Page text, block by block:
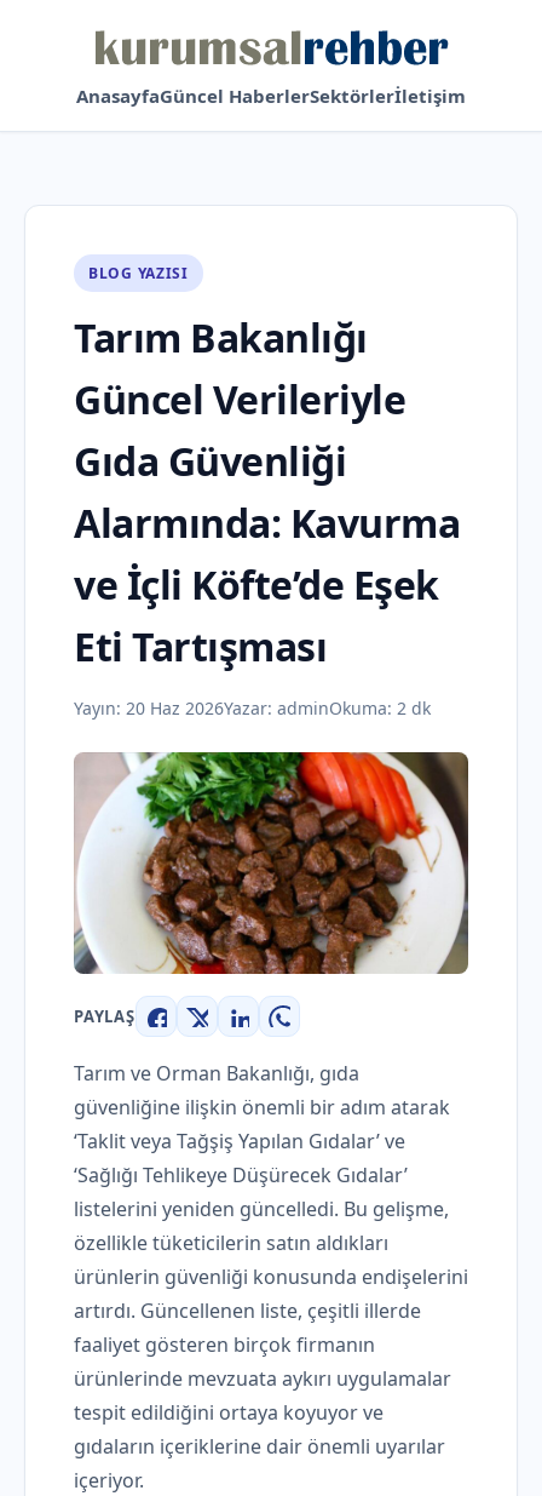
AnasayfaGüncel HaberlerSektörlerİletişim
BLOG YAZISI
Tarım Bakanlığı
Güncel Verileriyle
Gıda Güvenliği
Alarmında: Kavurma
ve İçli Köfte’de Eşek
Eti Tartışması
Yayın: 20 Haz 2026Yazar: adminOkuma: 2 dk
PAYLAŞ
Facebook
X LinkedInWhatsApp
Tarım ve Orman Bakanlığı, gıda
güvenliğine ilişkin önemli bir adım atarak
‘Taklit veya Tağşiş Yapılan Gıdalar’ ve
‘Sağlığı Tehlikeye Düşürecek Gıdalar’
listelerini yeniden güncelledi. Bu gelişme,
özellikle tüketicilerin satın aldıkları
ürünlerin güvenliği konusunda endişelerini
artırdı. Güncellenen liste, çeşitli illerde
faaliyet gösteren birçok firmanın
ürünlerinde mevzuata aykırı uygulamalar
tespit edildiğini ortaya koyuyor ve
gıdaların içeriklerine dair önemli uyarılar
içeriyor.